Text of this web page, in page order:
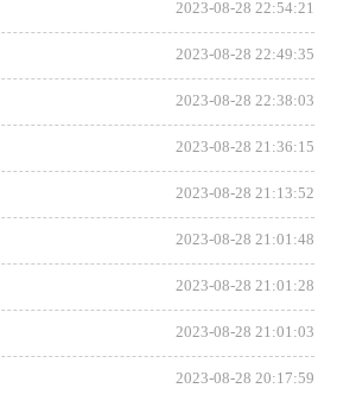
2023-08-28 22:54:21
2023-08-28 22:49:35
2023-08-28 22:38:03
2023-08-28 21:36:15
2023-08-28 21:13:52
2023-08-28 21:01:48
2023-08-28 21:01:28
2023-08-28 21:01:03
2023-08-28 20:17:59